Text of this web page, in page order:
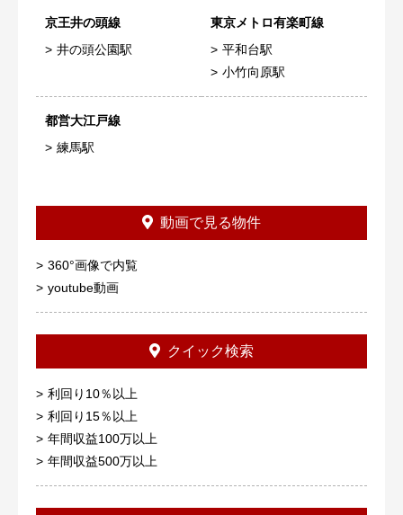
京王井の頭線
井の頭公園駅
東京メトロ有楽町線
平和台駅
小竹向原駅
都営大江戸線
練馬駅
動画で見る物件
360°画像で内覧
youtube動画
クイック検索
利回り10％以上
利回り15％以上
年間収益100万以上
年間収益500万以上